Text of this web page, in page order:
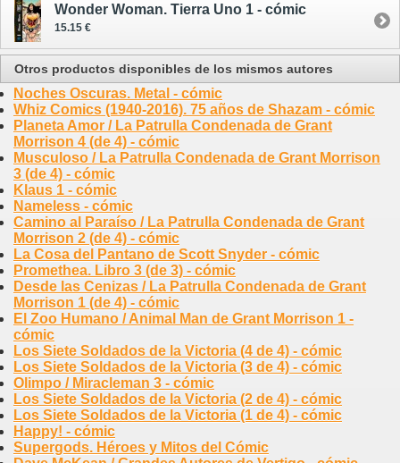
Wonder Woman. Tierra Uno 1 - cómic
15.15 €
Otros productos disponibles de los mismos autores
Noches Oscuras. Metal - cómic
Whiz Comics (1940-2016). 75 años de Shazam - cómic
Planeta Amor / La Patrulla Condenada de Grant
Morrison 4 (de 4) - cómic
Musculoso / La Patrulla Condenada de Grant Morrison
3 (de 4) - cómic
Klaus 1 - cómic
Nameless - cómic
Camino al Paraíso / La Patrulla Condenada de Grant
Morrison 2 (de 4) - cómic
La Cosa del Pantano de Scott Snyder - cómic
Promethea. Libro 3 (de 3) - cómic
Desde las Cenizas / La Patrulla Condenada de Grant
Morrison 1 (de 4) - cómic
El Zoo Humano / Animal Man de Grant Morrison 1 -
cómic
Los Siete Soldados de la Victoria (4 de 4) - cómic
Los Siete Soldados de la Victoria (3 de 4) - cómic
Olimpo / Miracleman 3 - cómic
Los Siete Soldados de la Victoria (2 de 4) - cómic
Los Siete Soldados de la Victoria (1 de 4) - cómic
Happy! - cómic
Supergods. Héroes y Mitos del Cómic